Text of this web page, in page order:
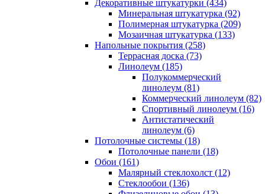
Декоративные штукатурки (434)
Минеральная штукатурка (92)
Полимерная штукатурка (209)
Мозаичная штукатурка (133)
Напольные покрытия (258)
Террасная доска (73)
Линолеум (185)
Полукоммерческий
линолеум (81)
Коммерческий линолеум (82)
Спортивный линолеум (16)
Антистатический
линолеум (6)
Потолочные системы (18)
Потолочные панели (18)
Обои (161)
Малярный стеклохолст (12)
Стеклообои (136)